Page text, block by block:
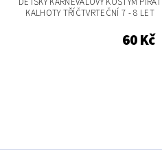
KALHOTY TŘÍČTVRTEČNÍ 7 - 8 LET
60 Kč